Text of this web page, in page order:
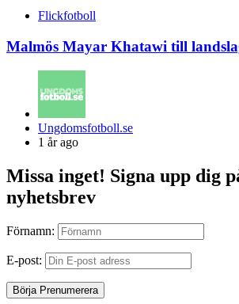
Flickfotboll
Malmös Mayar Khatawi till
Posted
by
Ungdomsfotboll.se
1 år ago
Missa inget! Signa upp dig
nyhetsbrev
Förnamn:
E-post: